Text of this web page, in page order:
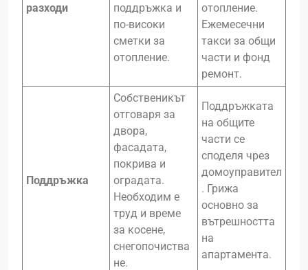
разходи
поддръжка и
по-високи
сметки за
отопление.
отопление.
Ежемесечни
такси за общи
части и фонд
ремонт.
Поддръжка
Собственикът
отговаря за
двора,
фасадата,
покрива и
оградата.
Необходим е
труд и време
за косене,
снегопочиства
не.
Поддръжката
на общите
части се
споделя чрез
домоуправител
. Грижа
основно за
вътрешността
на
апартамента.